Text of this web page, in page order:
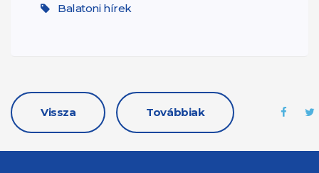
Balatoni hírek
Vissza Továbbiak